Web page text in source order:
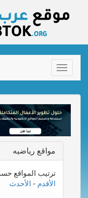
Toggle
navigation
مواقع رياضيه
ترتيب المواقع
الأقدم - الأحدث